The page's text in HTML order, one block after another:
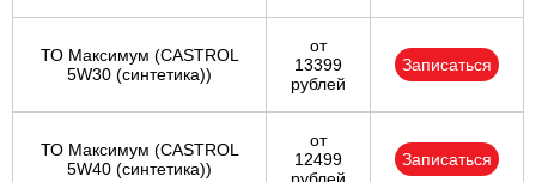
ТО Максимум (CASTROL
5W30 (синтетика))
от
13399
рублей
Записаться
ТО Максимум (CASTROL
5W40 (синтетика))
от
12499
Записаться